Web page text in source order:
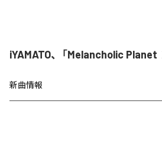
iYAMATO、「Melancholic Planet
新曲情報